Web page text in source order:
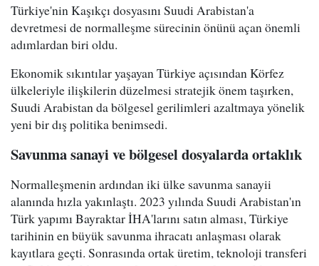
Türkiye'nin Kaşıkçı dosyasını Suudi Arabistan'a
devretmesi de normalleşme sürecinin önünü açan önemli
adımlardan biri oldu.
Ekonomik sıkıntılar yaşayan Türkiye açısından Körfez
ülkeleriyle ilişkilerin düzelmesi stratejik önem taşırken,
Suudi Arabistan da bölgesel gerilimleri azaltmaya yönelik
yeni bir dış politika benimsedi.
Savunma sanayi ve bölgesel dosyalarda ortaklık
Normalleşmenin ardından iki ülke savunma sanayii
alanında hızla yakınlaştı. 2023 yılında Suudi Arabistan'ın
Türk yapımı Bayraktar İHA'larını satın alması, Türkiye
tarihinin en büyük savunma ihracatı anlaşması olarak
kayıtlara geçti. Sonrasında ortak üretim, teknoloji transferi